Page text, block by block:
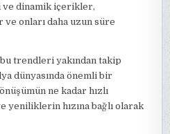
dinamik içerikler,
ve onları daha uzun süre
trendleri yakından takip
dünyasında önemli bir
ne kadar hızlı
hızına bağlı olarak